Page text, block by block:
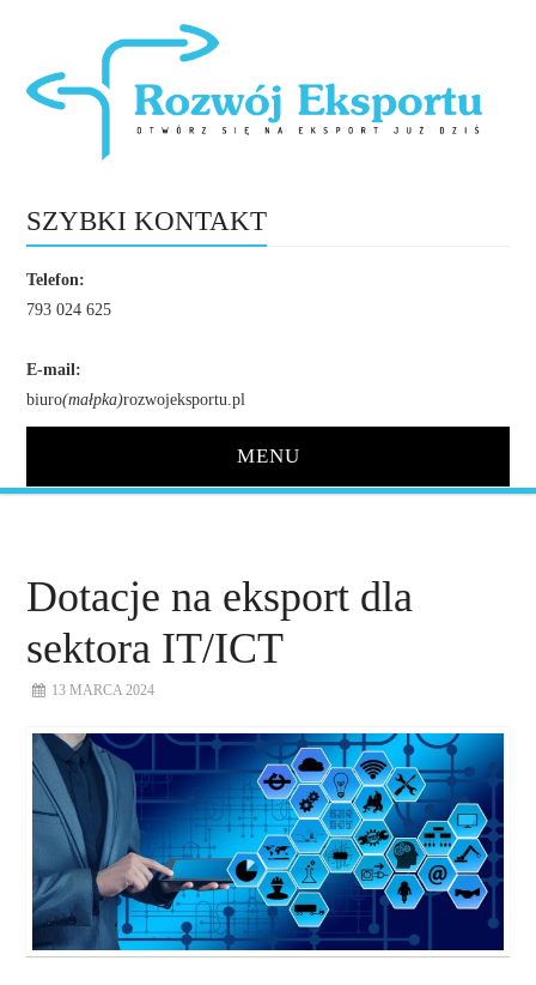
SZYBKI KONTAKT
Telefon:
793 024 625
E-mail:
biuro(małpka)rozwojeksportu.pl
MENU
O NAS
NASZE USŁUGI
PLAN ROZWOJU EKSPORTU
PROEXIO
KONTAKT
Dotacje na eksport dla
sektora IT/ICT
13 MARCA 2024